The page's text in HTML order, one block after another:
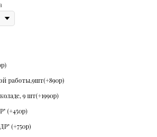
работы,9шт(+890р)
9 шт(+1990р)
(+450р)
(+750р)